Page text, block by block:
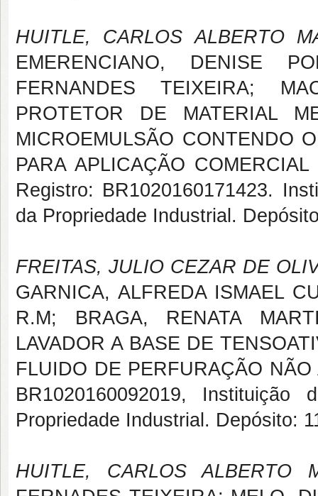
HUITLE, CARLOS ALBERTO
EMERENCIANO, DENISE
FERNANDES TEIXEIRA;
PROTETOR DE MATERIAL
MICROEMULSÃO CONTENDO
PARA APLICAÇÃO
Registro: BR1020160171423.
da Propriedade Industrial.
FREITAS, JULIO CEZAR DE
GARNICA, ALFREDA ISMAEL
R.M; BRAGA, RENATA
LAVADOR A BASE DE
FLUIDO DE PERFURAÇÃO
BR1020160092019,
Propriedade Industrial. Depósito:
HUITLE, CARLOS ALBERTO